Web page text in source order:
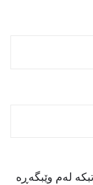
لەم وێبگەڕە